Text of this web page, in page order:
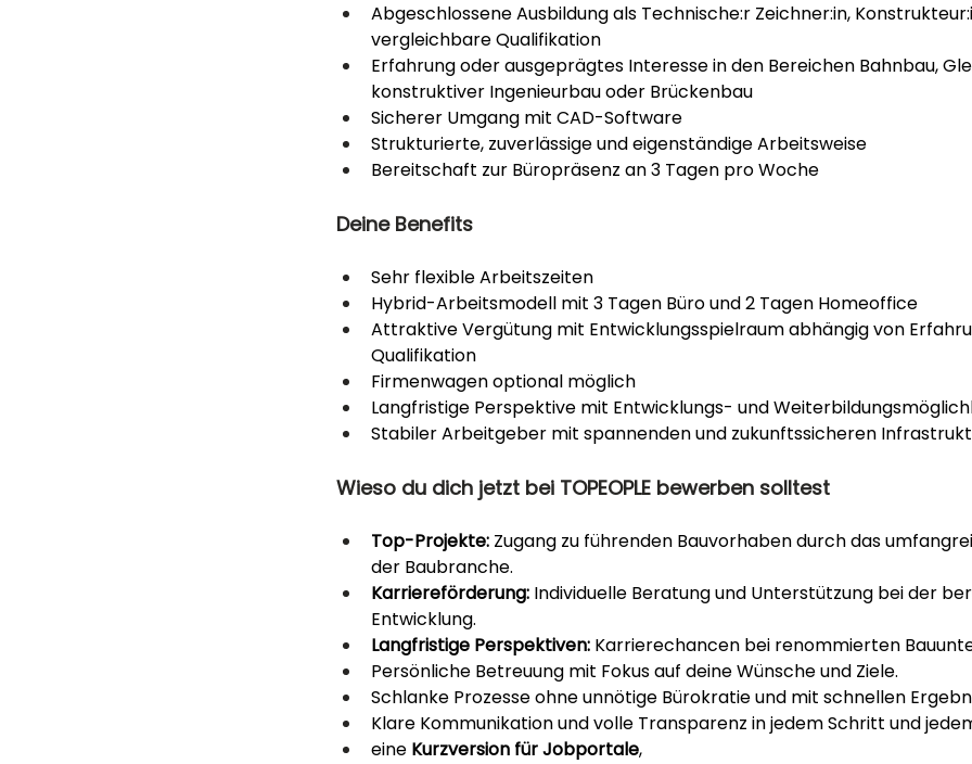
Abgeschlossene Ausbildung als Technische:r Zeichner:in,
vergleichbare Qualifikation
Erfahrung oder ausgeprägtes Interesse in den Bereichen Bahnbau,
konstruktiver Ingenieurbau oder Brückenbau
Sicherer Umgang mit CAD-Software
Strukturierte, zuverlässige und eigenständige Arbeitsweise
Bereitschaft zur Büropräsenz an 3 Tagen pro Woche
Deine Benefits
Sehr flexible Arbeitszeiten
Hybrid-Arbeitsmodell mit 3 Tagen Büro und 2 Tagen Homeoffice
Attraktive Vergütung mit Entwicklungsspielraum abhängig von
Qualifikation
Firmenwagen optional möglich
Langfristige Perspektive mit Entwicklungs- und
Stabiler Arbeitgeber mit spannenden und zukunftssicheren
Wieso du dich jetzt bei TOPEOPLE bewerben solltest
Top-Projekte: Zugang zu führenden Bauvorhaben durch das
der Baubranche.
Karriereförderung: Individuelle Beratung und Unterstützung bei der
Entwicklung.
Langfristige Perspektiven: Karrierechancen bei renommierten
Persönliche Betreuung mit Fokus auf deine Wünsche und Ziele.
Schlanke Prozesse ohne unnötige Bürokratie und mit schnellen
Klare Kommunikation und volle Transparenz in jedem Schritt und
eine Kurzversion für Jobportale,